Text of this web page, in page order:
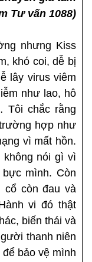
Tư vấn 1088)
nhưng Kiss
khó coi, dễ bị
lây virus viêm
như lao, hô
Tôi chắc rằng
hợp như
vì mất hồn.
nói gì vì
mình. Còn
cổ còn đau và
vi đó thật
biến thái và
thanh niên
bảo vệ mình